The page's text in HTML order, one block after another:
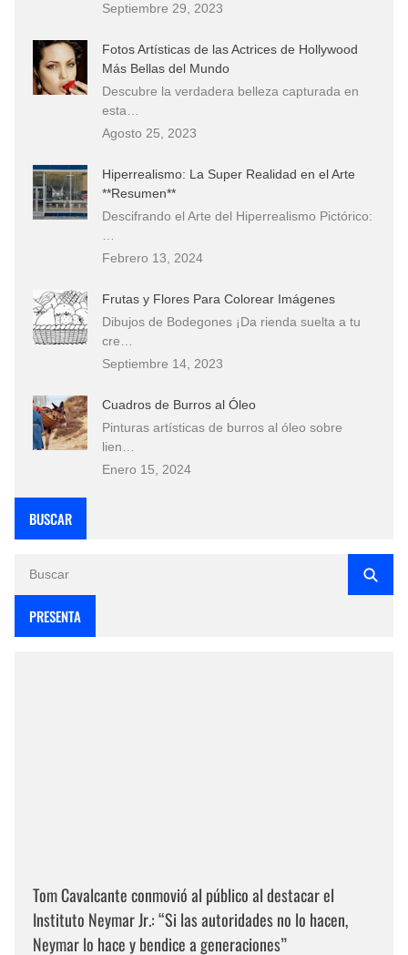
Septiembre 29, 2023
Fotos Artísticas de las Actrices de Hollywood
Más Bellas del Mundo
Descubre la verdadera belleza capturada en
esta…
Agosto 25, 2023
Hiperrealismo: La Super Realidad en el Arte
**Resumen**
Descifrando el Arte del Hiperrealismo Pictórico:
Febrero 13, 2024
Frutas y Flores Para Colorear Imágenes
Dibujos de Bodegones ¡Da rienda suelta a tu
cre…
Septiembre 14, 2023
Cuadros de Burros al Óleo
Pinturas artísticas de burros al óleo sobre
lien…
Enero 15, 2024
BUSCAR
PRESENTA
Tom Cavalcante conmovió al público al destacar el
Instituto Neymar Jr.: “Si las autoridades no lo hacen,
Neymar lo hace y bendice a generaciones”